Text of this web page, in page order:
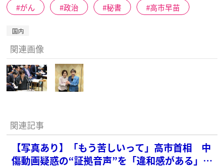
がん 政治 秘書 高市早苗
国内
関連画像
関連記事
【写真あり】「もう苦しいって」高市首相 中
傷動画疑惑の“証拠音声”を「違和感がある」と